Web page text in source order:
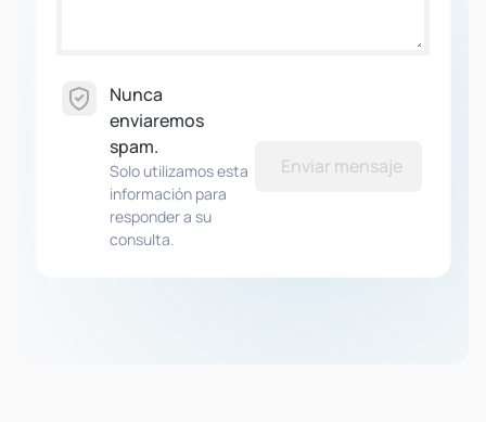
Nunca
enviaremos
spam.
Solo utilizamos esta
información para
responder a su
consulta.
Enviar mensaje